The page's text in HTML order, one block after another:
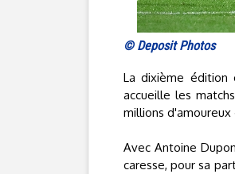
© Deposit Photos
La dixième
accueille les
millions
Avec Antoine
caresse, pour sa